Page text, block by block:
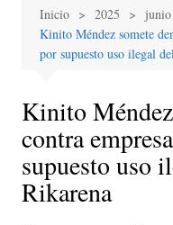
Inicio 2025 junio
Kinito Méndez somete
por supuesto uso ilegal
Kinito
contra
supuesto uso
Rikarena